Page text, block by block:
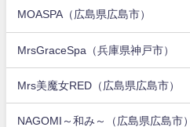
MOASPA（広島県広島市）
MrsGraceSpa（兵庫県神戸市）
Mrs美魔女RED（広島県広島市）
NAGOMI～和み～（広島県広島市）